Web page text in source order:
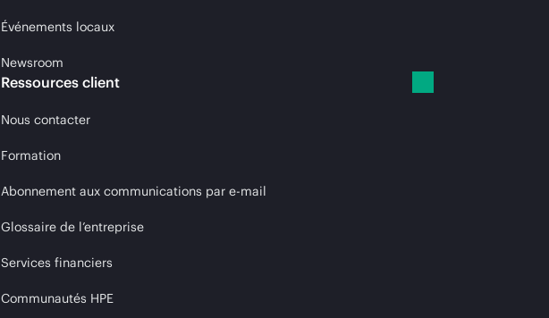
Événements locaux
Newsroom
Ressources client
Nous contacter
Formation
Abonnement aux communications par e-mail
Glossaire de l’entreprise
Services financiers
Communautés HPE